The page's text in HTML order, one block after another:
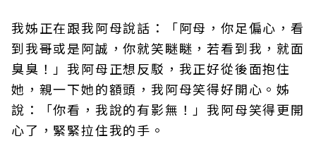
我姊正在跟我阿母說話：「阿母，你足偏心，看
到我哥或是阿誠，你就笑瞇瞇，若看到我，就面
臭臭！」我阿母正想反駁，我正好從後面抱住
她，親一下她的額頭，我阿母笑得好開心。姊
說：「你看，我說的有影無！」我阿母笑得更開
心了，緊緊拉住我的手。